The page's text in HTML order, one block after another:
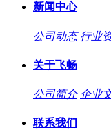
新闻中心
公司动态 行业
关于飞畅
公司简介 企业
联系我们